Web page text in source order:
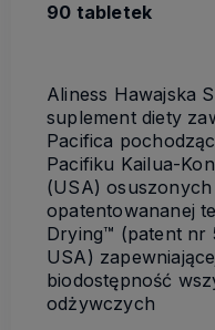
90 tabletek
Aliness Hawajska
suplement diety
Pacifica
Pacifiku Kailua-
(USA)
opatentowananej
Drying™ (patent nr
USA)
biodostępność
odżywczych